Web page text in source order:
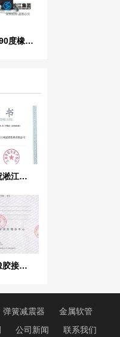
KWT型 90度橡胶管接头
热烈庆祝淞江集团荣获《上海市安全生产标准证书》
食品级橡胶接头检验报告
弹簧减震器
金属软管
公司新闻 联系我们